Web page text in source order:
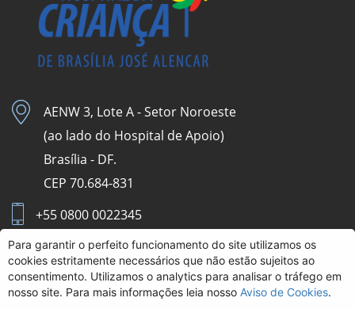
AENW 3, Lote A - Setor Noroeste
(ao lado do Hospital de Apoio)
Brasília - DF.
CEP 70.684-831
+55 0800 0022345
Aviso de Cookies
Intranet HCB
Para garantir o perfeito funcionamento do site utilizamos os
cookies estritamente necessários que não estão sujeitos ao
consentimento. Utilizamos o analytics para analisar o tráfego em
nosso site. Para mais informações leia nosso Aviso de Cookies.